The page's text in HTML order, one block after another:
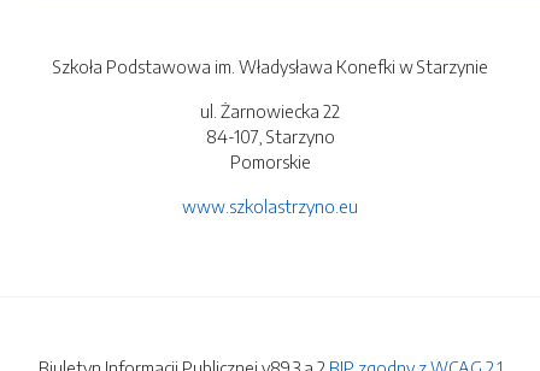
Szkoła Podstawowa im. Władysława Konefki w Starzynie
ul. Żarnowiecka 22
84-107, Starzyno
Pomorskie
www.szkolastrzyno.eu